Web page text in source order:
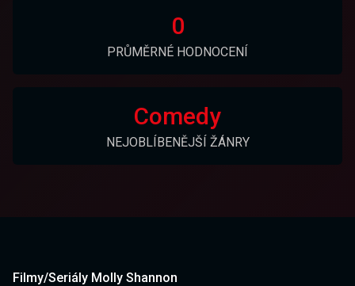
0
PRŮMĚRNÉ HODNOCENÍ
Comedy
NEJOBLÍBENĚJŠÍ ŽÁNRY
Filmy/Seriály Molly Shannon